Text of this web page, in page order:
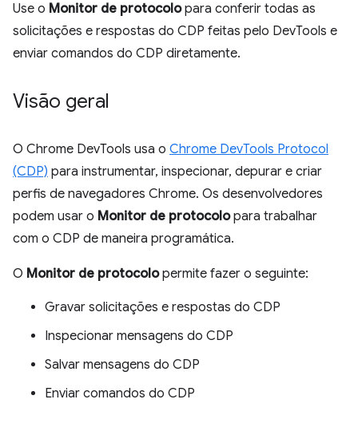
Use o Monitor de protocolopara conferir todas as
solicitações e respostas do CDP feitas pelo DevTools e
enviar comandos do CDP diretamente.
Visão geral
O Chrome DevTools usa o Chrome DevTools Protocol
(CDP) para instrumentar, inspecionar, depurar e criar
perfis de navegadores Chrome. Os desenvolvedores
podem usar o Monitor de protocolopara trabalhar
com o CDP de maneira programática.
O Monitor de protocolopermite fazer o seguinte:
Gravar solicitações e respostas do CDP
Inspecionar mensagens do CDP
Salvar mensagens do CDP
Enviar comandos do CDP